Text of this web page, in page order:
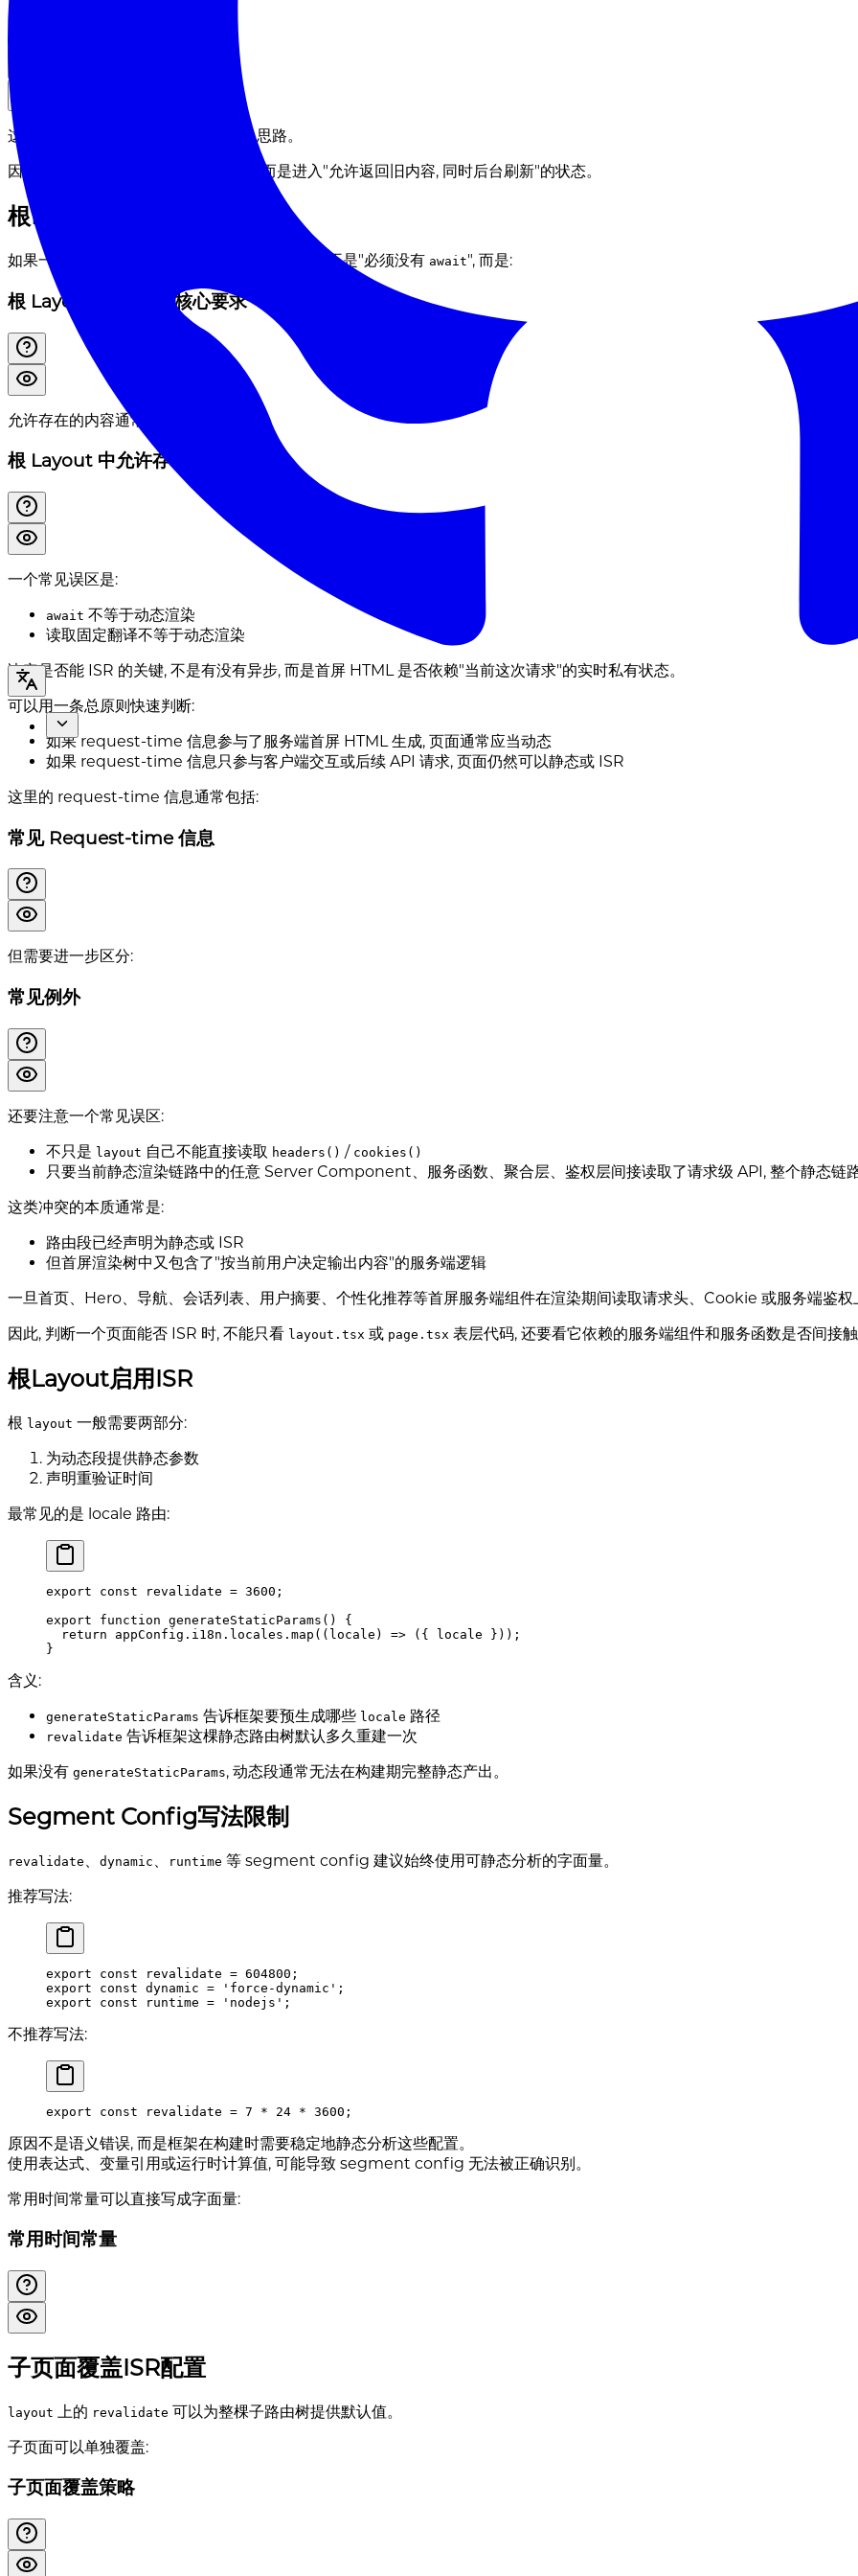
ISR 生命周期
这本质上是 stale-while-revalidate 思路。
因此, ISR 的"过期"不是立即不可访问, 而是进入"允许返回旧内容, 同时后台刷新"的状态。
根Layout配置ISR
如果一个站点的根 想支持 ISR, 核心要求不是"必须没有 await", 而是:
根 Layout 走 ISR 的核心要求
允许存在的内容通常包括:
根 Layout 中允许存在的内容
一个常见误区是:
await 不等于动态渲染
读取固定翻译不等于动态渲染
决定是否能 ISR 的关键, 不是有没有异步, 而是首屏 HTML 是否依赖"当前这次请求"的实时私有状态。
可以用一条总原则快速判断:
如果 request-time 信息参与了服务端首屏 HTML 生成, 页面通常应当动态
如果 request-time 信息只参与客户端交互或后续 API 请求, 页面仍然可以静态或 ISR
这里的 request-time 信息通常包括:
常见 Request-time 信息
但需要进一步区分:
常见例外
还要注意一个常见误区:
不只是 layout 自己不能直接读取 headers() / cookies()
只要当前静态渲染链路中的任意 Server Component、服务函数、聚合层、鉴权层间接读取了请求级 API, 整个静态链
这类冲突的本质通常是:
路由段已经声明为静态或 ISR
但首屏渲染树中又包含了"按当前用户决定输出内容"的服务端逻辑
一旦首页、Hero、导航、会话列表、用户摘要、个性化推荐等首屏服务端组件在渲染期间读取请求头、Cookie 或服务端鉴权
因此, 判断一个页面能否 ISR 时, 不能只看 layout.tsx 或 page.tsx 表层代码, 还要看它依赖的服务端组件和服务函数是否间接触
根Layout启用ISR
根 layout 一般需要两部分:
为动态段提供静态参数
声明重验证时间
最常见的是 locale 路由:
export const revalidate = 3600 ;
export function generateStaticParams ()
{
  return
appConfig . i18n . locales . map ( ( locale ) => ( { locale } )) ;
}
含义:
generateStaticParams 告诉框架要预生成哪些 locale 路径
revalidate 告诉框架这棵静态路由树默认多久重建一次
如果没有 generateStaticParams, 动态段通常无法在构建期完整静态产出。
Segment Config写法限制
revalidate dynamic runtime 等 segment config 建议始终使用可静态分析的字面量。
推荐写法:
export const revalidate = 604800 ;
export const dynamic = 'force-dynamic' ;
export const runtime = 'nodejs' ;
不推荐写法:
export const revalidate = 7 * 24 * 3600 ;
原因不是语义错误, 而是框架在构建时需要稳定地静态分析这些配置。
使用表达式、变量引用或运行时计算值, 可能导致 segment config 无法被正确识别。
常用时间常量可以直接写成字面量:
常用时间常量
子页面覆盖ISR配置
layout 上的 revalidate 可以为整棵子路由树提供默认值。
子页面可以单独覆盖:
子页面覆盖策略